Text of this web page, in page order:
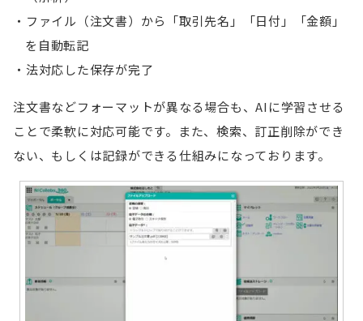
ファイル（注文書）から「取引先名」「日付」「金額」
を自動転記
法対応した保存が完了
注文書などフォーマットが異なる場合も、AIに学習させる
ことで柔軟に対応可能です。また、検索、訂正削除ができ
ない、もしくは記録ができる仕組みになっております。